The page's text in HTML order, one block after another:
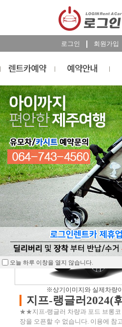
로그인 회원가입
렌트카
렌트카 예약하기
※상기이미지와 실제차량
지프-랭글러2024(
★★지프-랭글러 차량과 포드 브롱코
장을 오픈할 수 없습니다. 이용에 참
오늘 하루 이창을 열지 않습니다.
오늘 하루 이창을 열지 않습니다.
오늘 하루 이창을 열지 않습니다.
오늘 하루 이창을 열지 않습니다.